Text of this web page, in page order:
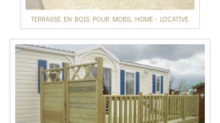
TERRASSE EN BOIS POUR MOBIL HOME - LOCATIVE